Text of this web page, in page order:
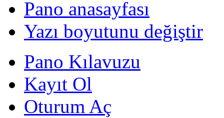
Pano anasayfası
Yazı boyutunu değiştir
Pano Kılavuzu
Kayıt Ol
Oturum Aç